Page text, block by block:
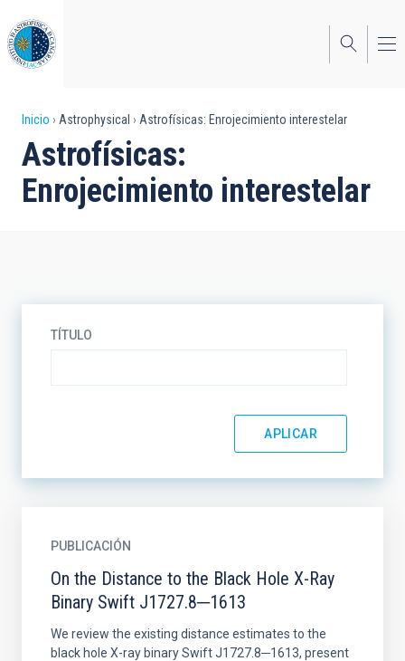
al
contenido
principal
Sobrescribir
enlaces
de
Inicio Astrophysical Astrofísicas: Enrojecimiento interestelar
Astrofísicas:
Enrojecimiento interestelar
TÍTULO
PUBLICACIÓN
On the Distance to the Black Hole X-Ray
Binary Swift J1727.8─1613
We review the existing distance estimates to the
black hole X-ray binary Swift J1727.8─1613, present